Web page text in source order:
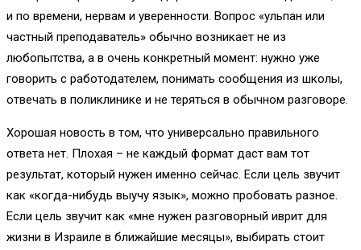
и по времени, нервам и уверенности. Вопрос «ульпан или
частный преподаватель» обычно возникает не из
любопытства, а в очень конкретный момент: нужно уже
говорить с работодателем, понимать сообщения из школы,
отвечать в поликлинике и не теряться в обычном разговоре.
Хорошая новость в том, что универсально правильного
ответа нет. Плохая – не каждый формат даст вам тот
результат, который нужен именно сейчас. Если цель звучит
как «когда-нибудь выучу язык», можно пробовать разное.
Если цель звучит как «мне нужен разговорный иврит для
жизни в Израиле в ближайшие месяцы», выбирать стоит